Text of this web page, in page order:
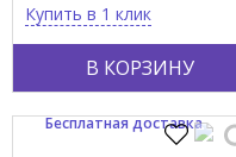
В КОРЗИНУ
Купить в 1 клик
Бесплатная доставка